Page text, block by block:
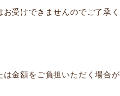
受けできませんのでご了承く
金額をご負担いただく場合が